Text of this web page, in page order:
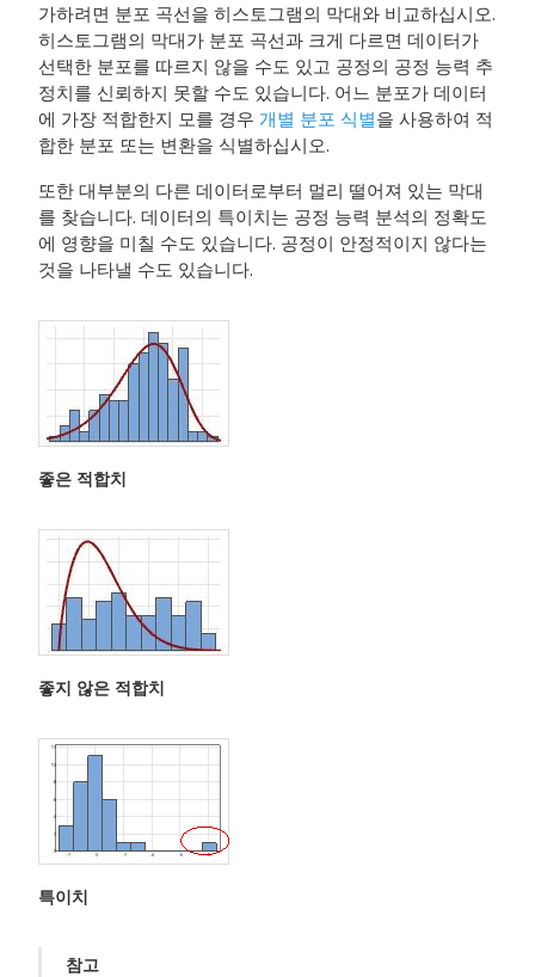
가하려면 분포 곡선을 히스토그램의 막대와 비교하십시오.
히스토그램의 막대가 분포 곡선과 크게 다르면 데이터가
선택한 분포를 따르지 않을 수도 있고 공정의 공정 능력 추
정치를 신뢰하지 못할 수도 있습니다. 어느 분포가 데이터
에 가장 적합한지 모를 경우 개별 분포 식별을 사용하여 적
합한 분포 또는 변환을 식별하십시오.
또한 대부분의 다른 데이터로부터 멀리 떨어져 있는 막대
를 찾습니다. 데이터의 특이치는 공정 능력 분석의 정확도
에 영향을 미칠 수도 있습니다. 공정이 안정적이지 않다는
것을 나타낼 수도 있습니다.
좋은 적합치
좋지 않은 적합치
특이치
참고